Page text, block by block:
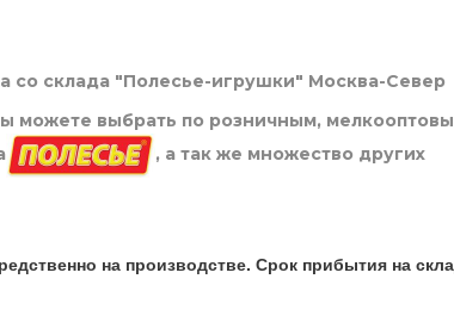
со склада "Полесье-игрушки" Москва-Север
можете выбрать по розничным,
, а так же множество других
на производстве. Срок прибытия на